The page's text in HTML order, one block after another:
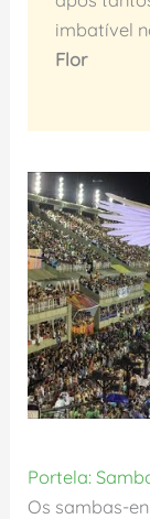
imbatível
Flor
Portela:
Os sambas-